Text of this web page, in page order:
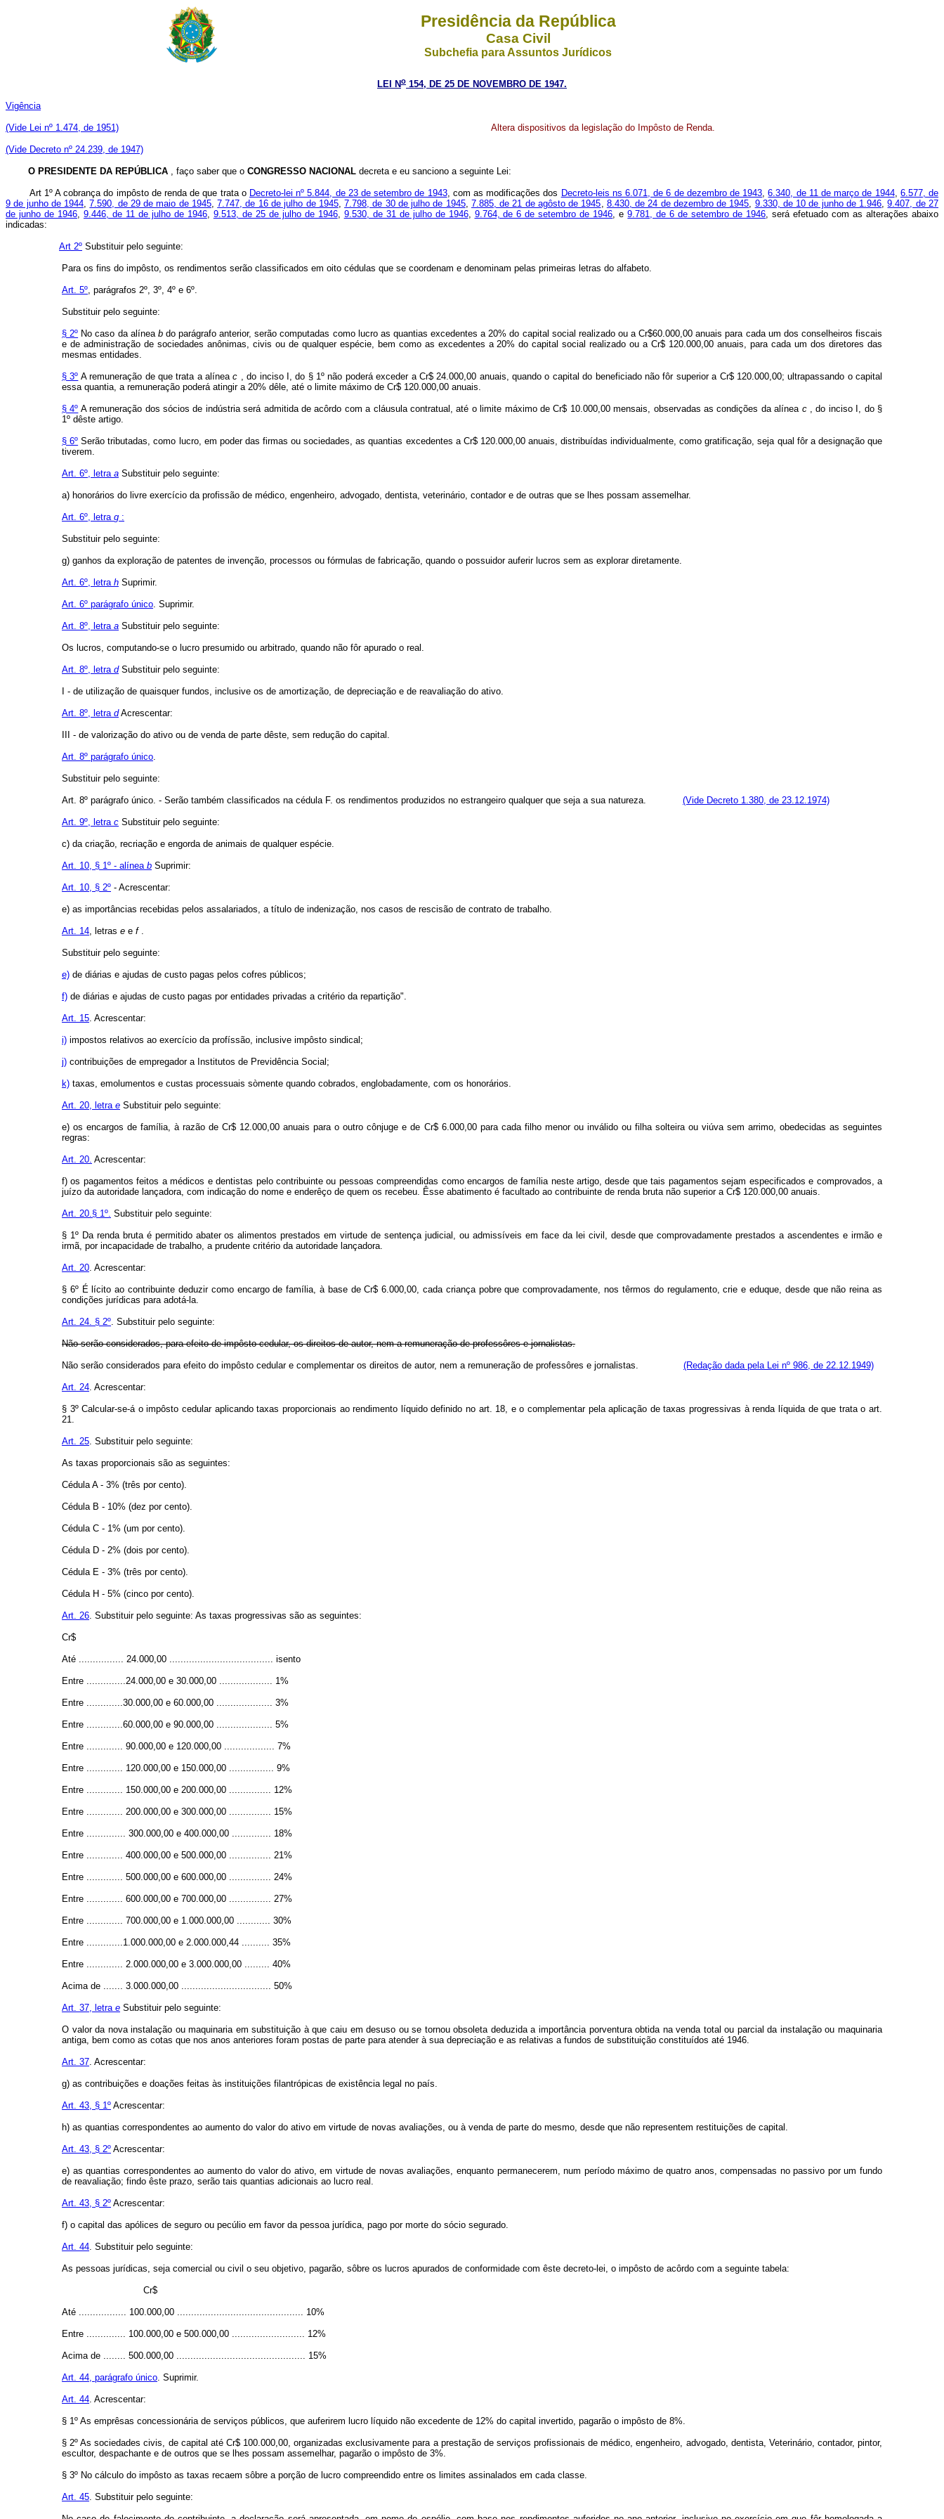
Presidência da República
Casa Civil
Subchefia para Assuntos Jurídicos
LEI No 154, DE 25 DE NOVEMBRO DE 1947.
Vigência
(Vide Lei nº 1.474, de 1951)
(Vide Decreto nº 24.239, de 1947)
Altera dispositivos da legislação do Impôsto de Renda.
O PRESIDENTE DA REPÚBLICA , faço saber que o CONGRESSO NACIONAL decreta e eu sanciono a seguinte Lei:
Art 1º A cobrança do impôsto de renda de que trata o Decreto-lei nº 5.844, de 23 de setembro de 1943, com as modificações dos Decreto-leis ns 6.071, de 6 de dezembro de 1943,6.340, de 11 de março de 1944, 6.577, de
9 de junho de 1944,7.590, de 29 de maio de 1945,7.747, de 16 de julho de 1945,7.798, de 30 de julho de 1945, 7.885, de 21 de agôsto de 1945, 8.430, de 24 de dezembro de 1945, 9.330, de 10 de junho de 1.946,9.407, de 27
de junho de 1946, 9.446, de 11 de julho de 1946, 9.513, de 25 de julho de 1946, 9.530, de 31 de julho de 1946, 9.764, de 6 de setembro de 1946, e9.781, de 6 de setembro de 1946, será efetuado com as alterações abaixo
indicadas:
Art 2º Substituir pelo seguinte:
Para os fins do impôsto, os rendimentos serão classificados em oito cédulas que se coordenam e denominam pelas primeiras letras do alfabeto.
Art. 5º, parágrafos 2º, 3º, 4º e 6º.
Substituir pelo seguinte:
§ 2º No caso da alínea bdo parágrafo anterior, serão computadas como lucro as quantias excedentes a 20% do capital social realizado ou a Cr$60.000,00 anuais para cada um dos conselheiros fiscais
e de administração de sociedades anônimas, civis ou de qualquer espécie, bem como as excedentes a 20% do capital social realizado ou a Cr$ 120.000,00 anuais, para cada um dos diretores das
mesmas entidades.
§ 3º A remuneração de que trata a alíneac , do inciso I, do § 1º não poderá exceder a Cr$ 24.000,00 anuais, quando o capital do beneficiado não fôr superior a Cr$ 120.000,00; ultrapassando o capital
essa quantia, a remuneração poderá atingir a 20% dêle, até o limite máximo de Cr$ 120.000,00 anuais.
§ 4º A remuneração dos sócios de indústria será admitida de acôrdo com a cláusula contratual, até o limite máximo de Cr$ 10.000,00 mensais, observadas as condições da alínea c, do inciso I, do §
1º dêste artigo.
§ 6º Serão tributadas, como lucro, em poder das firmas ou sociedades, as quantias excedentes a Cr$ 120.000,00 anuais, distribuídas individualmente, como gratificação, seja qual fôr a designação que
tiverem.
Art. 6º, letra a Substituir pelo seguinte:
a) honorários do livre exercício da profissão de médico, engenheiro, advogado, dentista, veterinário, contador e de outras que se lhes possam assemelhar.
Art. 6º, letra g :
Substituir pelo seguinte:
g) ganhos da exploração de patentes de invenção, processos ou fórmulas de fabricação, quando o possuidor auferir lucros sem as explorar diretamente.
Art. 6º, letra h Suprimir.
Art. 6º parágrafo único. Suprimir.
Art. 8º, letra a Substituir pelo seguinte:
Os lucros, computando-se o lucro presumido ou arbitrado, quando não fôr apurado o real.
Art. 8º, letra dSubstituir pelo seguinte:
I - de utilização de quaisquer fundos, inclusive os de amortização, de depreciação e de reavaliação do ativo.
Art. 8º, letra dAcrescentar:
III - de valorização do ativo ou de venda de parte dêste, sem redução do capital.
Art. 8º parágrafo único.
Substituir pelo seguinte:
Art. 8º parágrafo único. - Serão também classificados na cédula F. os rendimentos produzidos no estrangeiro qualquer que seja a sua natureza. (Vide Decreto 1.380, de 23.12.1974)
Art. 9º, letra c Substituir pelo seguinte:
c) da criação, recriação e engorda de animais de qualquer espécie.
Art. 10, § 1º - alínea b Suprimir:
Art. 10, § 2º - Acrescentar:
e) as importâncias recebidas pelos assalariados, a título de indenização, nos casos de rescisão de contrato de trabalho.
Art. 14, letras e e f.
Substituir pelo seguinte:
e) de diárias e ajudas de custo pagas pelos cofres públicos;
f) de diárias e ajudas de custo pagas por entidades privadas a critério da repartição".
Art. 15. Acrescentar:
i) impostos relativos ao exercício da profíssão, inclusive impôsto sindical;
j) contribuições de empregador a Institutos de Previdência Social;
k) taxas, emolumentos e custas processuais sòmente quando cobrados, englobadamente, com os honorários.
Art. 20, letra e Substituir pelo seguinte:
e) os encargos de família, à razão de Cr$ 12.000,00 anuais para o outro cônjuge e de Cr$ 6.000,00 para cada filho menor ou inválido ou filha solteira ou viúva sem arrimo, obedecidas as seguintes
regras:
Art. 20. Acrescentar:
f) os pagamentos feitos a médicos e dentistas pelo contribuinte ou pessoas compreendidas como encargos de família neste artigo, desde que tais pagamentos sejam especificados e comprovados, a
juízo da autoridade lançadora, com indicação do nome e enderêço de quem os recebeu. Êsse abatimento é facultado ao contribuinte de renda bruta não superior a Cr$ 120.000,00 anuais.
Art. 20.§ 1º. Substituir pelo seguinte:
§ 1º Da renda bruta é permitido abater os alimentos prestados em virtude de sentença judicial, ou admissíveis em face da lei civil, desde que comprovadamente prestados a ascendentes e irmão e
irmã, por incapacidade de trabalho, a prudente critério da autoridade lançadora.
Art. 20. Acrescentar:
§ 6º É lícito ao contribuinte deduzir como encargo de família, à base de Cr$ 6.000,00, cada criança pobre que comprovadamente, nos têrmos do regulamento, crie e eduque, desde que não reina as
condições jurídicas para adotá-la.
Art. 24. § 2º. Substituir pelo seguinte:
Não serão considerados, para efeito de impôsto cedular, os direitos de autor, nem a remuneração de professôres e jornalistas.
Não serão considerados para efeito do impôsto cedular e complementar os direitos de autor, nem a remuneração de professôres e jornalistas. (Redação dada pela Lei nº 986, de 22.12.1949)
Art. 24. Acrescentar:
§ 3º Calcular-se-á o impôsto cedular aplicando taxas proporcionais ao rendimento líquido definido no art. 18, e o complementar pela aplicação de taxas progressivas à renda líquida de que trata o art.
21.
Art. 25. Substituir pelo seguinte:
As taxas proporcionais são as seguintes:
Cédula A - 3% (três por cento).
Cédula B - 10% (dez por cento).
Cédula C - 1% (um por cento).
Cédula D - 2% (dois por cento).
Cédula E - 3% (três por cento).
Cédula H - 5% (cinco por cento).
Art. 26. Substituir pelo seguinte: As taxas progressivas são as seguintes:
Cr$
Até ................ 24.000,00 ..................................... isento
Entre ..............24.000,00 e 30.000,00 ................... 1%
Entre .............30.000,00 e 60.000,00 .................... 3%
Entre .............60.000,00 e 90.000,00 .................... 5%
Entre ............. 90.000,00 e 120.000,00 .................. 7%
Entre ............. 120.000,00 e 150.000,00 ................ 9%
Entre ............. 150.000,00 e 200.000,00 ............... 12%
Entre ............. 200.000,00 e 300.000,00 ............... 15%
Entre .............. 300.000,00 e 400.000,00 .............. 18%
Entre ............. 400.000,00 e 500.000,00 ............... 21%
Entre ............. 500.000,00 e 600.000,00 ............... 24%
Entre ............. 600.000,00 e 700.000,00 ............... 27%
Entre ............. 700.000,00 e 1.000.000,00 ............ 30%
Entre .............1.000.000,00 e 2.000.000,44 .......... 35%
Entre ............. 2.000.000,00 e 3.000.000,00 ......... 40%
Acima de ....... 3.000.000,00 ................................ 50%
Art. 37, letra e Substituir pelo seguinte:
O valor da nova instalação ou maquinaria em substituição à que caiu em desuso ou se tornou obsoleta deduzida a importância porventura obtida na venda total ou parcial da instalação ou maquinaria
antiga, bem como as cotas que nos anos anteriores foram postas de parte para atender à sua depreciação e as relativas a fundos de substituição constituídos até 1946.
Art. 37. Acrescentar:
g) as contribuições e doações feitas às instituições filantrópicas de existência legal no país.
Art. 43, § 1º Acrescentar:
h) as quantias correspondentes ao aumento do valor do ativo em virtude de novas avaliações, ou à venda de parte do mesmo, desde que não representem restituições de capital.
Art. 43, § 2º Acrescentar:
e) as quantias correspondentes ao aumento do valor do ativo, em virtude de novas avaliações, enquanto permanecerem, num período máximo de quatro anos, compensadas no passivo por um fundo
de reavaliação; findo êste prazo, serão tais quantias adicionais ao lucro real.
Art. 43, § 2º Acrescentar:
f) o capital das apólices de seguro ou pecúlio em favor da pessoa jurídica, pago por morte do sócio segurado.
Art. 44. Substituir pelo seguinte:
As pessoas jurídicas, seja comercial ou civil o seu objetivo, pagarão, sôbre os lucros apurados de conformidade com êste decreto-lei, o impôsto de acôrdo com a seguinte tabela:
Cr$
Até ................. 100.000,00 ............................................. 10%
Entre .............. 100.000,00 e 500.000,00 .......................... 12%
Acima de ........ 500.000,00 .............................................. 15%
Art. 44, parágrafo único. Suprimir.
Art. 44. Acrescentar:
§ 1º As emprêsas concessionária de serviços públicos, que auferirem lucro líquido não excedente de 12% do capital invertido, pagarão o impôsto de 8%.
§ 2º As sociedades civis, de capital até Cr$ 100.000,00, organizadas exclusivamente para a prestação de serviços profissionais de médico, engenheiro, advogado, dentista, Veterinário, contador, pintor,
escultor, despachante e de outros que se lhes possam assemelhar, pagarão o impôsto de 3%.
§ 3º No cálculo do impôsto as taxas recaem sôbre a porção de lucro compreendido entre os limites assinalados em cada classe.
Art. 45. Substituir pelo seguinte: